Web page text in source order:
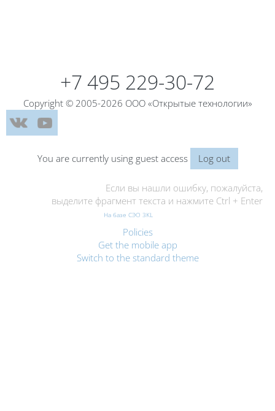
+7 495 229-30-72
Copyright © 2005-2026 ООО «Открытые технологии»
You are currently using guest access Log out
Если вы нашли ошибку, пожалуйста,
выделите фрагмент текста и нажмите Ctrl + Enter
На базе СЭО 3KL
Policies
Get the mobile app
Switch to the standard theme